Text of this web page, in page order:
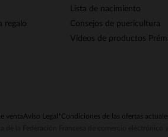
regalo
Lista de nacimiento
Consejos de puericultura
Vídeos de productos
ventaAviso Legal *Condiciones de las ofertas